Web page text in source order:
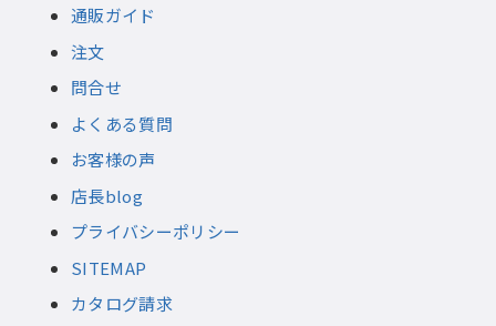
通販ガイド
注文
問合せ
よくある質問
お客様の声
店長blog
プライバシーポリシー
SITEMAP
カタログ請求